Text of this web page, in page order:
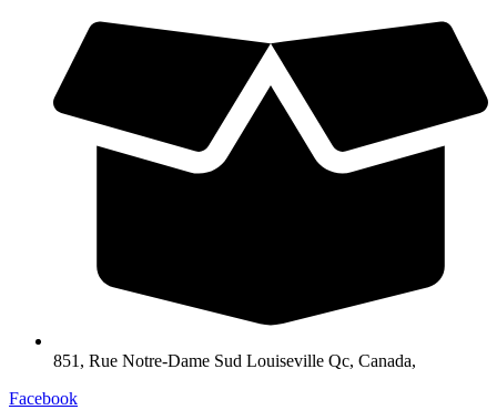
851, Rue Notre-Dame Sud Louiseville Qc, Canada,
Facebook